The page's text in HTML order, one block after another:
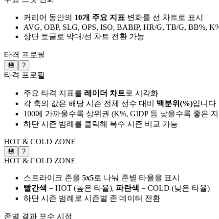
커리어 동안의 10개 주요 지표 변화를 선 차트로 표시
AVG, OBP, SLG, OPS, ISO, BABIP, HR/G, TB/G, BB%,
상단 토글로 막대/선 차트 전환 가능
타격 프로필
💾 ?
타격 프로필
주요 타격 지표를 레이더 차트로 시각화
각 축의 값은 해당 시즌 전체 선수 대비 백분위(%)입니다
100에 가까울수록 상위권 (K%, GIDP 등 낮을수록 좋은
하단 시즌 범례를 클릭해 복수 시즌 비교 가능
HOT & COLD ZONE
💾 ?
HOT & COLD ZONE
스트라이크 존을 5x5로 나눠 존별 타율을 표시
빨간색 = HOT (높은 타율), 파란색 = COLD (낮은 타율)
하단 시즌 범례로 시즌별 존 데이터 전환
존별 결과 포수 시점